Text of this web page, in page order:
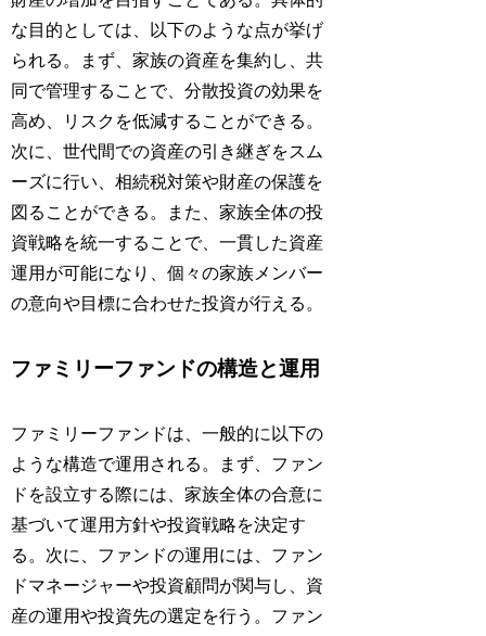
な目的としては、以下のような点が挙げ
られる。まず、家族の資産を集約し、共
同で管理することで、分散投資の効果を
高め、リスクを低減することができる。
次に、世代間での資産の引き継ぎをスム
ーズに行い、相続税対策や財産の保護を
図ることができる。また、家族全体の投
資戦略を統一することで、一貫した資産
運用が可能になり、個々の家族メンバー
の意向や目標に合わせた投資が行える。
ファミリーファンドの構造と運用
ファミリーファンドは、一般的に以下の
ような構造で運用される。まず、ファン
ドを設立する際には、家族全体の合意に
基づいて運用方針や投資戦略を決定す
る。次に、ファンドの運用には、ファン
ドマネージャーや投資顧問が関与し、資
産の運用や投資先の選定を行う。ファン